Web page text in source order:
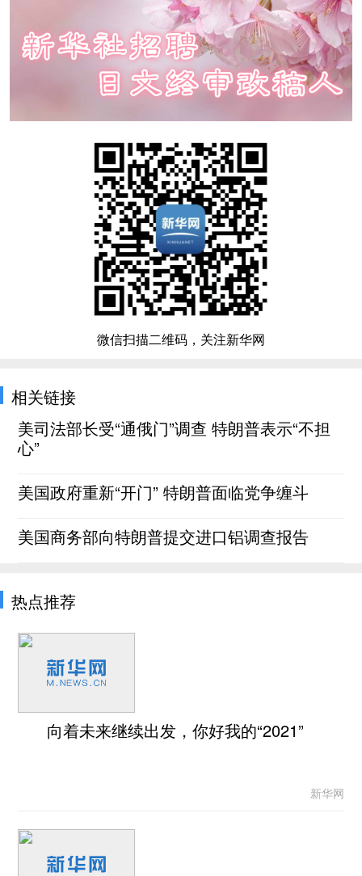
微信扫描二维码，关注新华网
相关链接
美司法部长受“通俄门”调查 特朗普表示“不担
心”
美国政府重新“开门” 特朗普面临党争缠斗
美国商务部向特朗普提交进口铝调查报告
热点推荐
向着未来继续出发，你好我的“2021”
新华网